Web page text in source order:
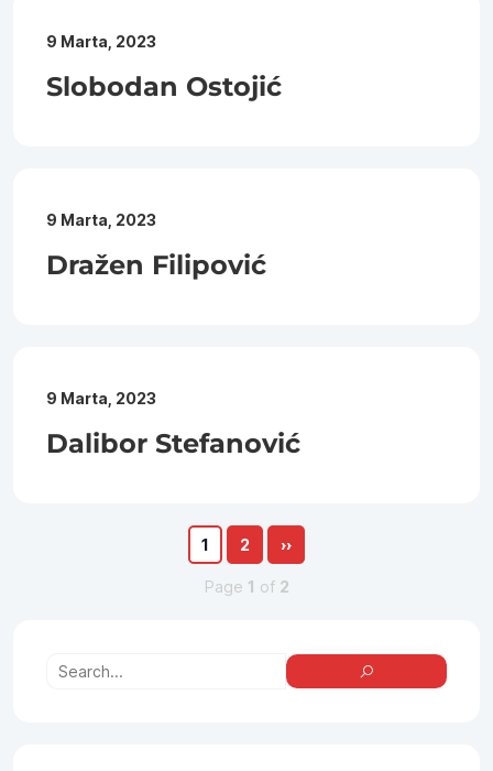
9 Marta, 2023
Slobodan Ostojić
9 Marta, 2023
Dražen Filipović
9 Marta, 2023
Dalibor Stefanović
1 2 ››
Page 1 of 2